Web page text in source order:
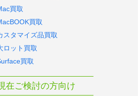
買取
買取
スタマイズ品買取
ロット買取
買取
在ご検討の方向け